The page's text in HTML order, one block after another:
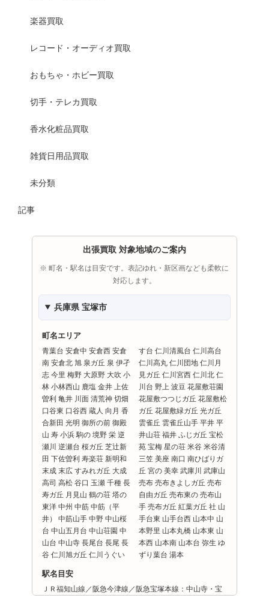
楽器買取
レコード・オーディオ買取
おもちゃ・ホビー買取
切手・テレカ買取
香水化粧品買取
雑貨日用品買取
未分類
記事
出張買取 対象地域のご案内
※ 町名・駅名は目安です。表記ゆれ・新区画なども柔軟に
対応します。
兵庫県 宝塚市
町名エリア
青葉台 安倉中 安倉西 安倉
南 安倉北 旭 泉ガ丘 泉 伊孑
志 今里 梅野 大原野 大吹 小
林 小林西山 鹿塩 金井 上佐
曽利 亀井 川面 清荒神 切畑
口谷東 口谷西 蔵人 向月 香
合新田 光明 御所の前 御殿
山 寿 小浜 駒の 境野 栄 逆
瀬川 逆瀬台 桜ガ丘 芝辻新
田 下佐曽利 寿楽荘 新明和
末成 末広 すみれガ丘 大成
高司 高松 谷口 玉瀬 千種 長
寿ガ丘 月見山 鶴の荘 塔の
東洋 中州 中筋 中筋（平
井） 中筋山手 中野 中山桜
台 中山五月台 中山荘園 中
山台 中山寺 長尾台 長尾 長
谷 仁川旭ガ丘 仁川うぐい
す台 仁川清風台 仁川高台
仁川高丸 仁川団地 仁川月
見ガ丘 仁川宮西 仁川北 仁
川台 野上 波豆 花屋敷荘園
花屋敷つつじガ丘 花屋敷松
ガ丘 花屋敷緑ガ丘 光ガ丘
雲雀丘 雲雀丘山手 平井 平
井山荘 福井 ふじガ丘 宝松
苑 宝梅 星の荘 米谷 米谷清
三笠 美座 南口 南ひばりガ
丘 宮の 美幸 武庫川 武庫山
売布 売布きよしガ丘 売布
自由ガ丘 売布東の 売布山
手 売布ガ丘 紅葉ガ丘 社 山
手台東 山手台西 山本中 山
本野里 山本丸橋 山本東 山
本西 山本南 山本台 弥生 ゆ
ずり葉台 湯本
駅名目安
ＪＲ福知山線／阪急今津線／阪急宝塚本線：中山寺・宝